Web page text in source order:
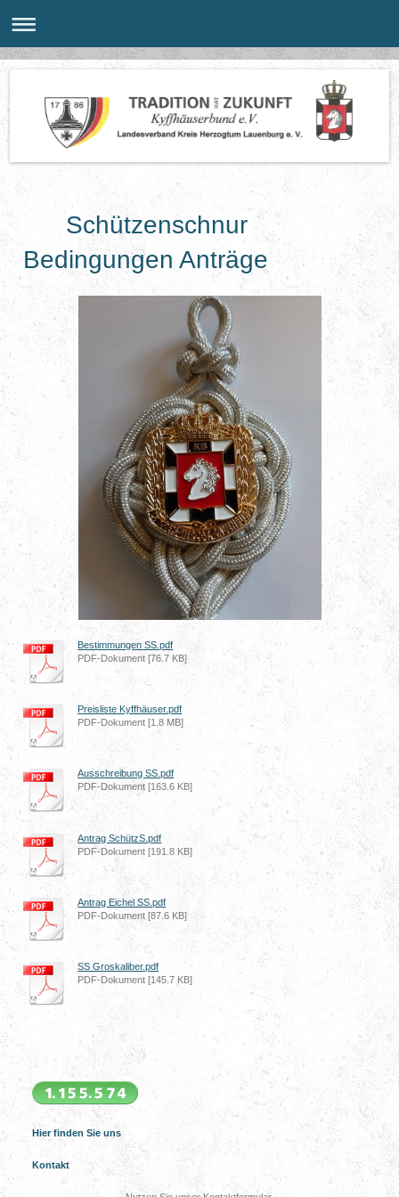
Schützenschnur
Bedingungen Anträge
Bestimmungen SS.pdf
PDF-Dokument [76.7 KB]
Preisliste Kyffhäuser.pdf
PDF-Dokument [1.8 MB]
Ausschreibung SS.pdf
PDF-Dokument [163.6 KB]
Antrag SchützS.pdf
PDF-Dokument [191.8 KB]
Antrag Eichel SS.pdf
PDF-Dokument [87.6 KB]
SS Groskaliber.pdf
PDF-Dokument [145.7 KB]
Hier finden Sie uns
Kontakt